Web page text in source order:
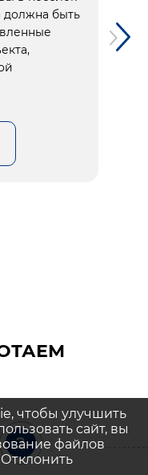
должна быть
2
чтобы улучшить
сайт, вы
файлов
Отклонить